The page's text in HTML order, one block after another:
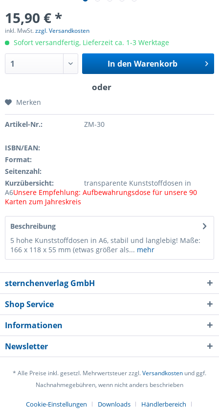
15,90 € *
inkl. MwSt.zzgl. Versandkosten
Sofort versandfertig, Lieferzeit ca. 1-3 Werktage
In den Warenkorb
Merken
Artikel-Nr.: ZM-30
ISBN/EAN:
Format:
Seitenzahl:
Kurzübersicht:
transparente Kunststoffdosen in
A6Unsere Empfehlung: Aufbewahrungsdose für unsere 90
Karten zum Jahreskreis
Beschreibung
5 hohe Kunststoffdosen in A6, stabil und langlebig! Maße:
166 x 118 x 55 mm (etwas größer als... mehr
sternchenverlag GmbH
Shop Service
Informationen
Newsletter
* Alle Preise inkl. gesetzl. Mehrwertsteuer zzgl.Versandkosten und ggf.
Nachnahmegebühren, wenn nicht anders beschrieben
Cookie-Einstellungen Downloads Händlerbereich